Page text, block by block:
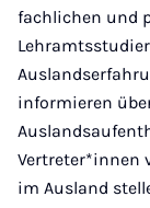
fachlichen und
informieren
Vertreter*innen
im Ausland